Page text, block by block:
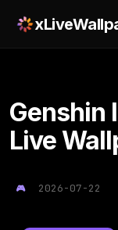
Genshin
Live
2026-07-22